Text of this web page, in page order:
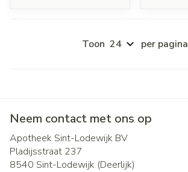
Toon per pagina
Neem contact met ons op
Apotheek Sint-Lodewijk BV
Pladijsstraat 237
8540 Sint-Lodewijk (Deerlijk)